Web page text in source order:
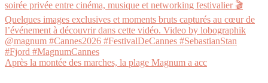
Après la montée des marches, la plage Magnum a acc